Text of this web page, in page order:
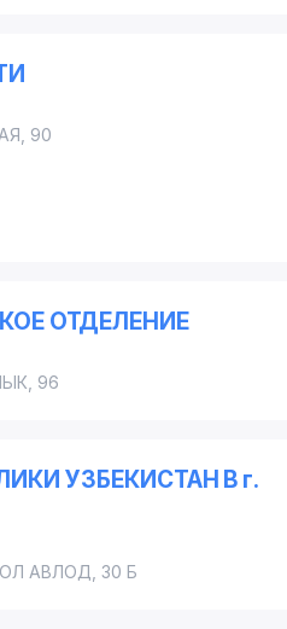
, 90
ОТДЕЛЕНИЕ
, 96
УЗБЕКИСТАН В г.
АВЛОД , 30 Б